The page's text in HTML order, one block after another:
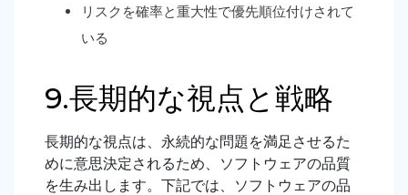
リスクを確率と重大性で優先順位付けされて
いる
9.長期的な視点と戦略
長期的な視点は、永続的な問題を満足させるた
めに意思決定されるため、ソフトウェアの品質
を生み出します。下記では、ソフトウェアの品